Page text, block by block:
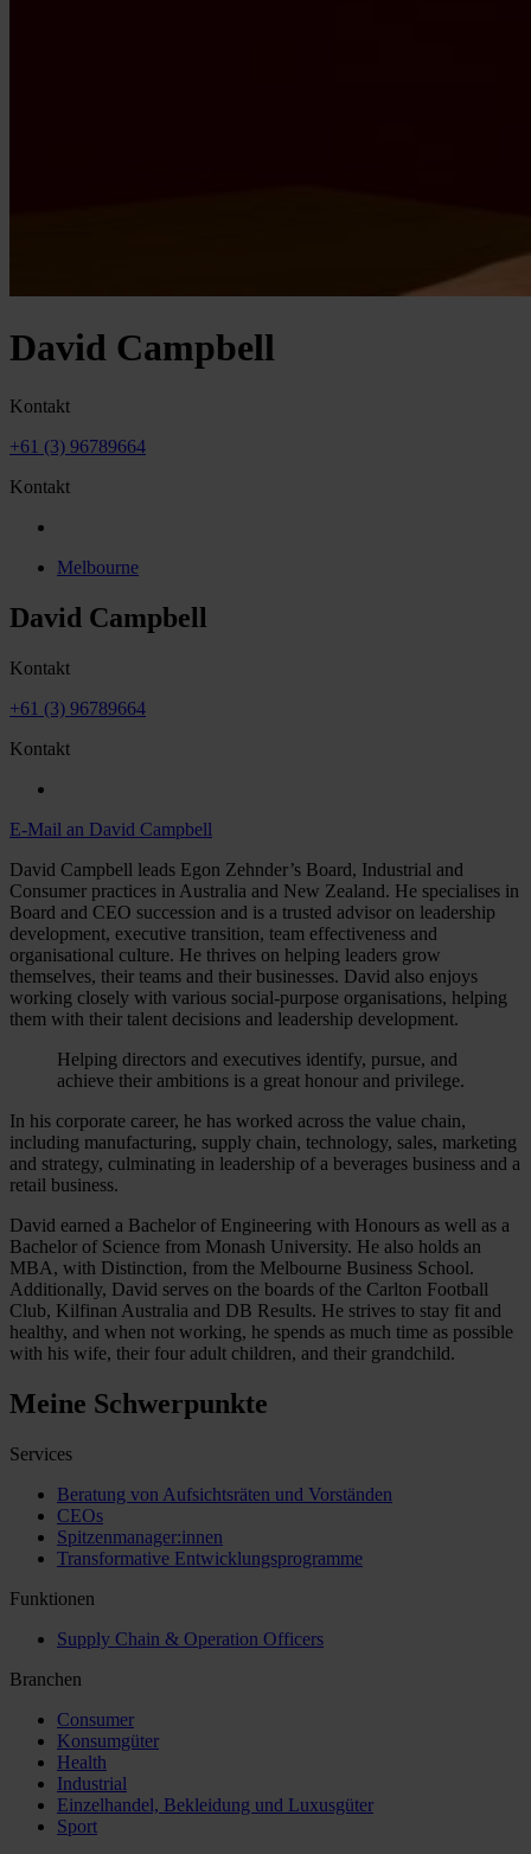
David Campbell
Kontakt
+61 (3) 96789664
Kontakt
Melbourne
David Campbell
Kontakt
+61 (3) 96789664
Kontakt
E-Mail an David Campbell
David Campbell leads Egon Zehnder’s Board, Industrial and
Consumer practices in Australia and New Zealand. He specialises in
Board and CEO succession and is a trusted advisor on leadership
development, executive transition, team effectiveness and
organisational culture. He thrives on helping leaders grow
themselves, their teams and their businesses. David also enjoys
working closely with various social-purpose organisations, helping
them with their talent decisions and leadership development.
Helping directors and executives identify, pursue, and
achieve their ambitions is a great honour and privilege.
In his corporate career, he has worked across the value chain,
including manufacturing, supply chain, technology, sales, marketing
and strategy, culminating in leadership of a beverages business and a
retail business.
David earned a Bachelor of Engineering with Honours as well as a
Bachelor of Science from Monash University. He also holds an
MBA, with Distinction, from the Melbourne Business School.
Additionally, David serves on the boards of the Carlton Football
Club, Kilfinan Australia and DB Results. He strives to stay fit and
healthy, and when not working, he spends as much time as possible
with his wife, their four adult children, and their grandchild.
Meine Schwerpunkte
Services
Beratung von Aufsichtsräten und Vorständen
CEOs
Spitzenmanager:innen
Transformative Entwicklungsprogramme
Funktionen
Supply Chain & Operation Officers
Branchen
Consumer
Konsumgüter
Health
Industrial
Einzelhandel, Bekleidung und Luxusgüter
Sport